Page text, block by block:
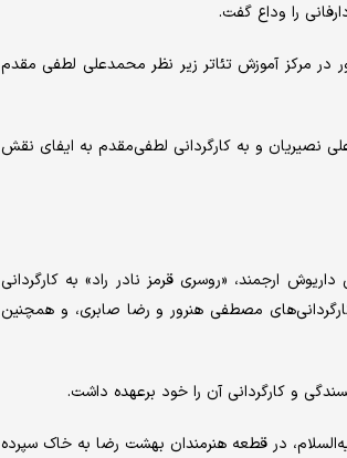
سال ۱۳۳۱ در مشهد بود و فعالیت هنری خود را از سال ۱۳۴۹ با حضور در مرکز آموزش تئاتر زیر نظر محمدعلی لطفی مقدم
نصیریان و به کارگردانی لطفی‌مقدم به ایفای نقش
ارجمند، «روسری قرمز نادر راد» به کارگردانی
مصطفی هنرور و رضا صابری، و همچنین
امام رضا علیه‌السلام، در قطعه هنرمندان بهشت رضا به خاک سپرده